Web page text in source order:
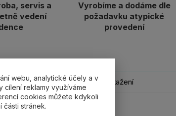
servis a
vedení
Vyrobíme a dodáme dle
požadavku atypické
provedení
Ke stažení
webu, analytické účely a v
cílení reklamy využíváme
cookies můžete kdykoli
části stránek.